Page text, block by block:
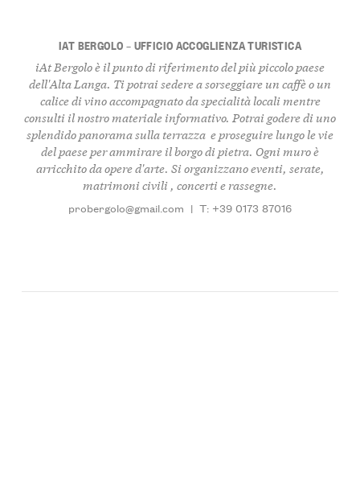
IAT BERGOLO – UFFICIO ACCOGLIENZA TURISTICA
iAt Bergolo è il punto di riferimento del più piccolo paese
dell'Alta Langa. Ti potrai sedere a sorseggiare un caffè o un
calice di vino accompagnato da specialità locali mentre
consulti il nostro materiale informativo. Potrai godere di uno
splendido panorama sulla terrazza e proseguire lungo le vie
del paese per ammirare il borgo di pietra. Ogni muro è
arricchito da opere d'arte. Si organizzano eventi, serate,
matrimoni civili , concerti e rassegne.
probergolo@gmail.com | T: +39 0173 87016